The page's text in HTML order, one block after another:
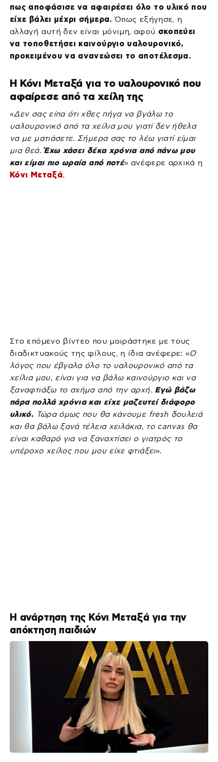
πως αποφάσισε να αφαιρέσει όλο το υλικό που
είχε βάλει μέχρι σήμερα.Όπως εξήγησε, η
αλλαγή αυτή δεν είναι μόνιμη, αφού σκοπεύει
να τοποθετήσει καινούργιο υαλουρονικό,
προκειμένου να ανανεώσει το αποτέλεσμα.
Η Κόνι Μεταξά για το υαλουρονικό που
αφαίρεσε από τα χείλη της
«Δεν σας είπα ότι χθες πήγα να βγάλω το
υαλουρονικό από τα χείλια μου γιατί δεν ήθελα
να με ματιάσετε. Σήμερα σας το λέω γιατί είμαι
μια θεά.Έχω χάσει δέκα χρόνια από πάνω μου
και είμαι πιο ωραία από ποτέ» ανέφερε αρχικά η
Κόνι Μεταξά.
Στο επόμενο βίντεο που μοιράστηκε με τους
διαδικτυακούς της φίλους, η ίδια ανέφερε: «Ο
λόγος που έβγαλα όλο το υαλουρονικό από τα
χείλια μου, είναι για να βάλω καινούργιο και να
ξαναφτιάξω το σχήμα από την αρχή. Εγώ βάζω
πάρα πολλά χρόνια και είχε μαζευτεί διάφορο
υλικό. Τώρα όμως που θα κάνουμε fresh δουλειά
και θα βάλω ξανά τέλεια χειλάκια, το canvas θα
είναι καθαρό για να ξαναχτίσει ο γιατρός το
υπέροχο χείλος που μου είχε φτιάξει».
Η ανάρτηση της Κόνι Μεταξά για την
απόκτηση παιδιών